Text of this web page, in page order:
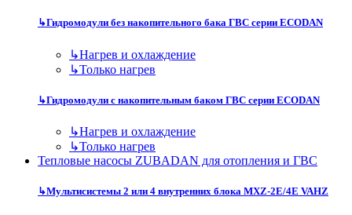
↳Гидромодули без накопительного бака ГВС серии ECODAN
↳Нагрев и охлаждение
↳Только нагрев
↳Гидромодули с накопительным баком ГВС серии ECODAN
↳Нагрев и охлаждение
↳Только нагрев
Тепловые насосы ZUBADAN для отопления и ГВС
↳Мультисистемы 2 или 4 внутренних блока MXZ-2E/4E VAHZ